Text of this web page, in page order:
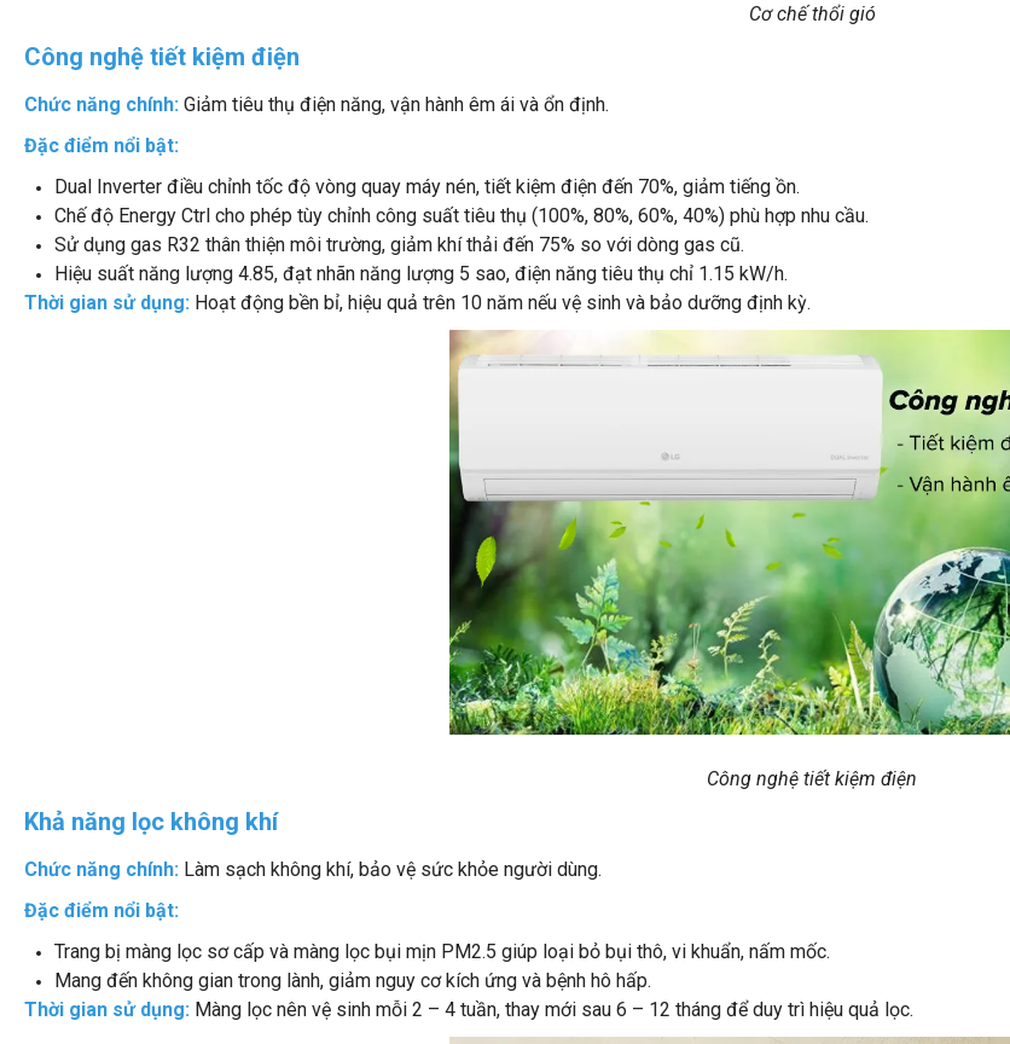
Cơ chế thổi gió
Công nghệ tiết kiệm điện
Chức năng chính: Giảm tiêu thụ điện năng, vận hành êm ái và ổn định.
Đặc điểm nổi bật:
Dual Inverter điều chỉnh tốc độ vòng quay máy nén, tiết kiệm điện đến 70%, giảm tiếng ồn.
Chế độ Energy Ctrl cho phép tùy chỉnh công suất tiêu thụ (100%, 80%, 60%, 40%) phù hợp nhu cầu.
Sử dụng gas R32 thân thiện môi trường, giảm khí thải đến 75% so với dòng gas cũ.
Hiệu suất năng lượng 4.85, đạt nhãn năng lượng 5 sao, điện năng tiêu thụ chỉ 1.15 kW/h.
Thời gian sử dụng: Hoạt động bền bỉ, hiệu quả trên 10 năm nếu vệ sinh và bảo dưỡng định kỳ.
Công nghệ tiết kiệm điện
Khả năng lọc không khí
Chức năng chính: Làm sạch không khí, bảo vệ sức khỏe người dùng.
Đặc điểm nổi bật:
Trang bị màng lọc sơ cấp và màng lọc bụi mịn PM2.5 giúp loại bỏ bụi thô, vi khuẩn, nấm mốc.
Mang đến không gian trong lành, giảm nguy cơ kích ứng và bệnh hô hấp.
Thời gian sử dụng: Màng lọc nên vệ sinh mỗi 2 – 4 tuần, thay mới sau 6 – 12 tháng để duy trì hiệu quả lọc.